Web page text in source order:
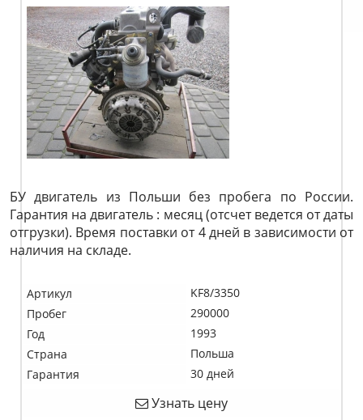
БУ двигатель из Польши без пробега по России.
Гарантия на двигатель : месяц (отсчет ведется от даты
отгрузки). Время поставки от 4 дней в зависимости от
наличия на складе.
Артикул
KF8/3350
Пробег
290000
Год
1993
Страна
Польша
Гарантия
30 дней
Узнать цену